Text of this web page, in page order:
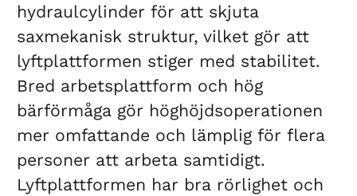
hydraulcylinder för att skjuta
saxmekanisk struktur, vilket gör att
lyftplattformen stiger med stabilitet.
Bred arbetsplattform och hög
bärförmåga gör höghöjdsoperationen
mer omfattande och lämplig för flera
personer att arbeta samtidigt.
Lyftplattformen har bra rörlighet och